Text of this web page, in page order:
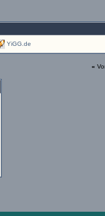
YiGG.de
«